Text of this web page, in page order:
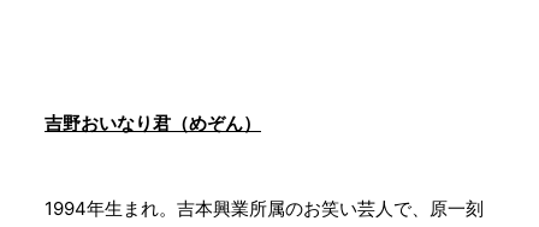
吉野おいなり君（めぞん）
1994年生まれ。吉本興業所属のお笑い芸人で、原一刻